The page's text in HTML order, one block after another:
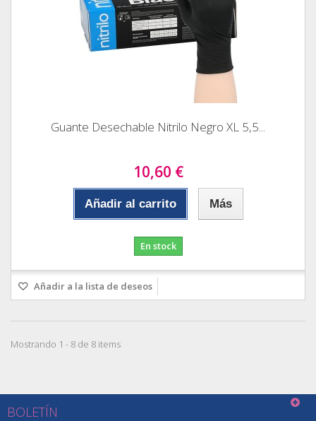
Guante Desechable Nitrilo Negro XL 5,5...
10,60 €
Añadir al carrito Más
En stock
Añadir a la lista de deseos
Mostrando 1 - 8 de 8 items
BOLETÍN